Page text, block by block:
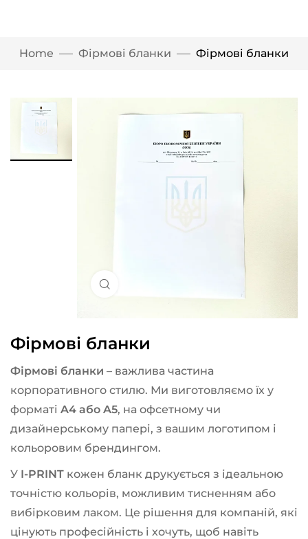
Home Фірмові бланки Фірмові бланки
Фірмові бланки
Фірмові бланки – важлива частина
корпоративного стилю. Ми виготовляємо їх у
форматі A4 або A5, на офсетному чи
дизайнерському папері, з вашим логотипом і
кольоровим брендингом.
У I-PRINT кожен бланк друкується з ідеальною
точністю кольорів, можливим тисненням або
вибірковим лаком. Це рішення для компаній, які
цінують професійність і хочуть, щоб навіть